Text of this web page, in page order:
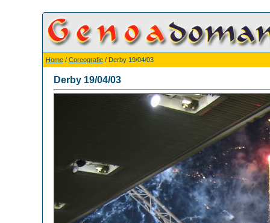
Home/ Coreografie/ Derby 19/04/03
Derby 19/04/03